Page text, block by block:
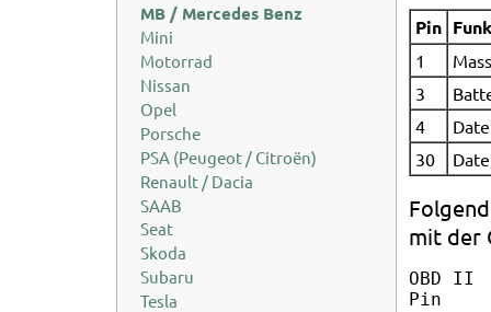
MB / Mercedes Benz
Mini
Motorrad
Nissan
Opel
Porsche
PSA (Peugeot / Citroën)
Renault / Dacia
SAAB
Seat
Skoda
Subaru
Tesla
Pin
1
3
4
30
mit der
OBD
Pin